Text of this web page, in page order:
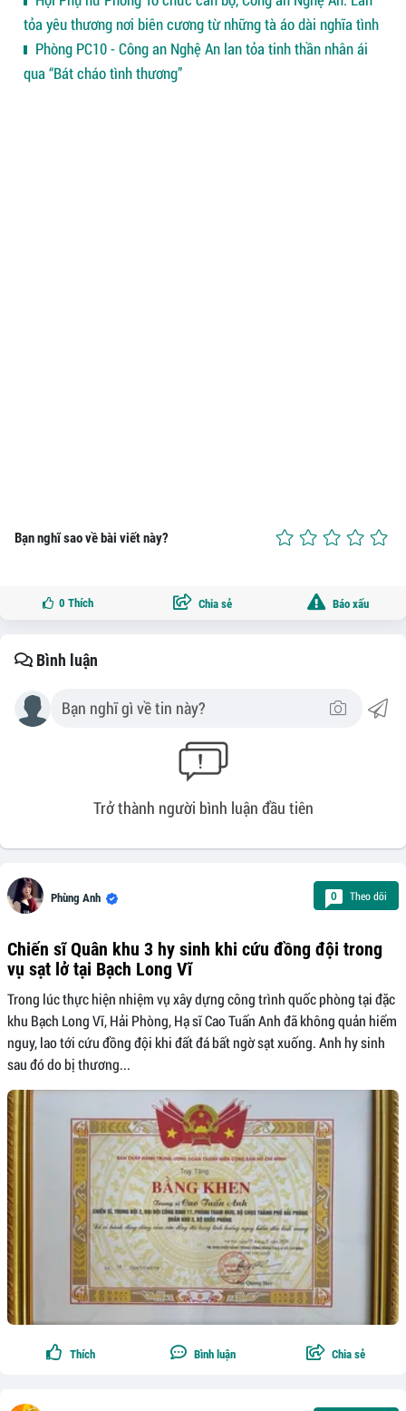
tỏa yêu thương nơi biên cương từ những tà áo dài nghĩa tình
Phòng PC10 - Công an Nghệ An lan tỏa tinh thần nhân ái
qua “Bát cháo tình thương”
Bạn nghĩ sao về bài viết này?
0 Thích Chia sẻ Báo xấu
Bình luận
Trở thành người bình luận đầu tiên
Phùng Anh 0 Theo dõi
Chiến sĩ Quân khu 3 hy sinh khi cứu đồng đội trong
vụ sạt lở tại Bạch Long Vĩ
Trong lúc thực hiện nhiệm vụ xây dựng công trình quốc phòng tại đặc
khu Bạch Long Vĩ, Hải Phòng, Hạ sĩ Cao Tuấn Anh đã không quản hiểm
nguy, lao tới cứu đồng đội khi đất đá bất ngờ sạt xuống. Anh hy sinh
sau đó do bị thương...
Thích Bình luận Chia sẻ